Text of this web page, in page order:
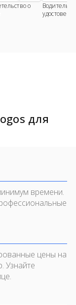
о
для
времени.
цены на
Узнайте